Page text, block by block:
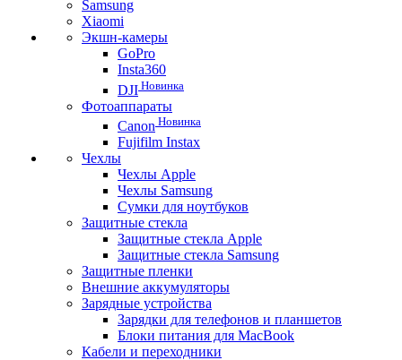
Samsung
Xiaomi
Экшн-камеры
GoPro
Insta360
DJI Новинка
Фотоаппараты
Canon Новинка
Fujifilm Instax
Чехлы
Чехлы Apple
Чехлы Samsung
Сумки для ноутбуков
Защитные стекла
Защитные стекла Apple
Защитные стекла Samsung
Защитные пленки
Внешние аккумуляторы
Зарядные устройства
Зарядки для телефонов и планшетов
Блоки питания для MacBook
Кабели и переходники